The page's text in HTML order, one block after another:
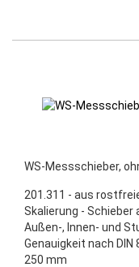
WS-Messschieber,
201.311 - aus
Skalierung - Schieber
Außen-, Innen- und
Genauigkeit nach
250 mm